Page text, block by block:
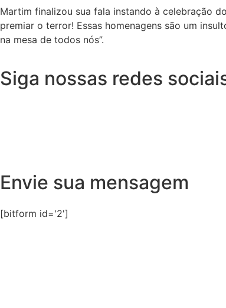
Martim finalizou sua fala instando à celebração
premiar o terror! Essas homenagens são um
na mesa de todos nós”.
Siga nossas redes
Envie sua mensagem
[bitform id='2']